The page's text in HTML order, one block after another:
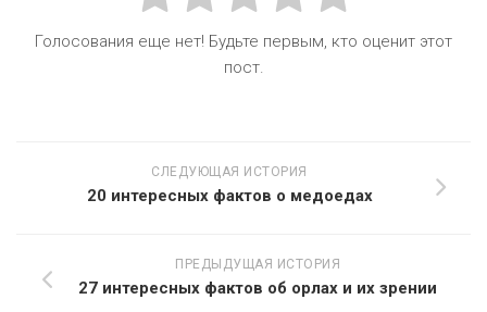
Голосования еще нет! Будьте первым, кто оценит этот
пост.
СЛЕДУЮЩАЯ ИСТОРИЯ
20 интересных фактов о медоедах
ПРЕДЫДУЩАЯ ИСТОРИЯ
27 интересных фактов об орлах и их зрении